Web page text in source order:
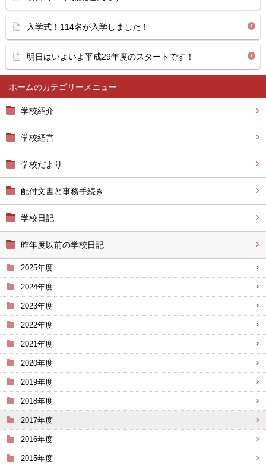
ホーム
学校紹介
学校経営
学校だより
配付文書と事務手続き
学校日記
昨年度以前の学校日記
2025年度
2024年度
2023年度
2022年度
2021年度
2020年度
2019年度
2018年度
2017年度
2016年度
2015年度
入学式！114名が入学しました！
明日はいよいよ平成29年度のスタートです！